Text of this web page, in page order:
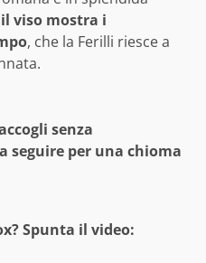
viso mostra i
, che la Ferilli riesce a
senza
seguire per una chioma
Spunta il video: